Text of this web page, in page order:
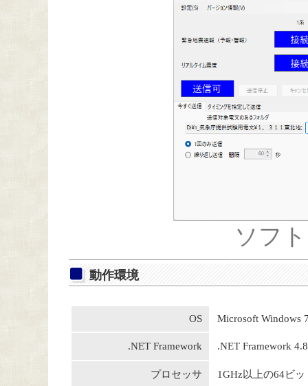
ソフ
動作環境
OS Microsoft Windows
.NET Framework .NET Framework
プロセッサ 1GHz以上の64ビ